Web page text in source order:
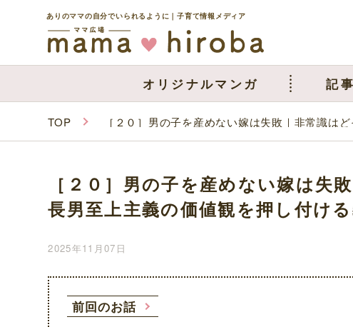
ありのママの自分でいられるように｜子育て情報メディア
オリジナルマンガ 記
TOP ［２０］男の子を産めない嫁は失敗｜非常識は
［２０］男の子を産めない嫁は失
長男至上主義の価値観を押し付け
2025年11月07日
前回のお話